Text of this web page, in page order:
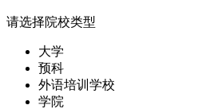
请选择院校类型
大学
预科
外语培训学校
学院